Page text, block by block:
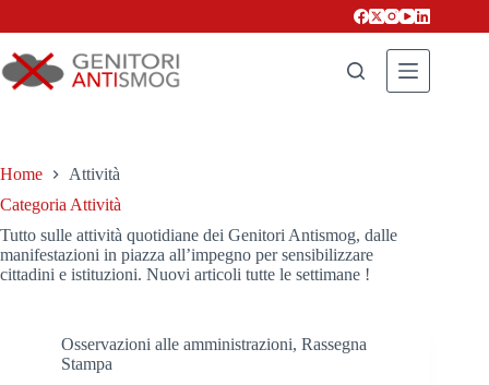
Home
Attività
Categoria Attività
Tutto sulle attività quotidiane dei Genitori Antismog, dalle
manifestazioni in piazza all’impegno per sensibilizzare
cittadini e istituzioni. Nuovi articoli tutte le settimane !
Osservazioni alle amministrazioni, Rassegna
Stampa